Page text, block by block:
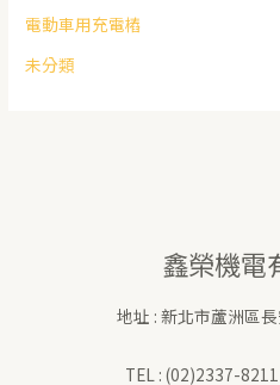
電動車用充電樁
未分類
鑫榮機電
地址 : 新北市蘆洲區
TEL : (02)2337-